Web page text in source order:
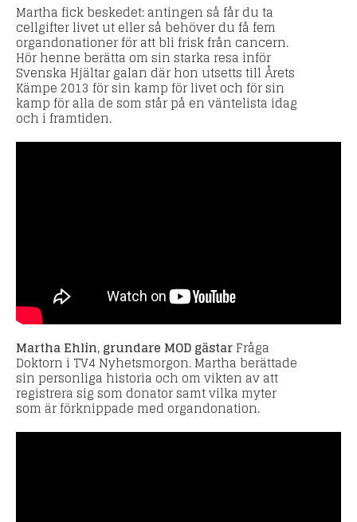
Martha fick beskedet: antingen så får du ta
cellgifter livet ut eller så behöver du få fem
organdonationer för att bli frisk från cancern.
Hör henne berätta om sin starka resa inför
Svenska Hjältar galan där hon utsetts till Årets
Kämpe 2013 för sin kamp för livet och för sin
kamp för alla de som står på en väntelista idag
och i framtiden.
Martha Ehlin, grundare MOD gästarFråga
Doktorn i TV4 Nyhetsmorgon. Martha berättade
sin personliga historia och om vikten av att
registrera sig som donator samt vilka myter
som är förknippade med organdonation.